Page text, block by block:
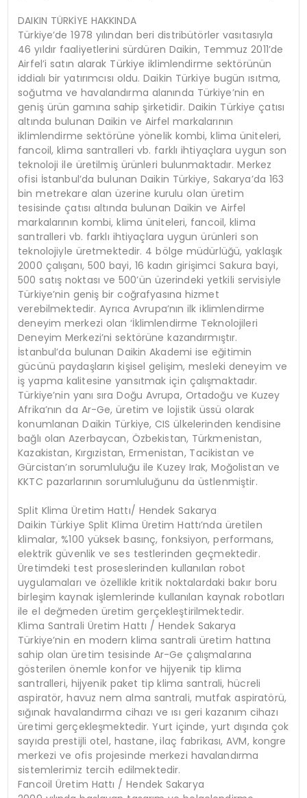
DAIKIN TÜRKİYE HAKKINDA
Türkiye’de 1978 yılından beri distribütörler vasıtasıyla
46 yıldır faaliyetlerini sürdüren Daikin, Temmuz 2011’de
Airfel’i satın alarak Türkiye iklimlendirme sektörünün
iddialı bir yatırımcısı oldu. Daikin Türkiye bugün ısıtma,
soğutma ve havalandırma alanında Türkiye’nin en
geniş ürün gamına sahip şirketidir. Daikin Türkiye çatısı
altında bulunan Daikin ve Airfel markalarının
iklimlendirme sektörüne yönelik kombi, klima üniteleri,
fancoil, klima santralleri vb. farklı ihtiyaçlara uygun son
teknoloji ile üretilmiş ürünleri bulunmaktadır. Merkez
ofisi İstanbul’da bulunan Daikin Türkiye, Sakarya’da 163
bin metrekare alan üzerine kurulu olan üretim
tesisinde çatısı altında bulunan Daikin ve Airfel
markalarının kombi, klima üniteleri, fancoil, klima
santralleri vb. farklı ihtiyaçlara uygun ürünleri son
teknolojiyle üretmektedir. 4 bölge müdürlüğü, yaklaşık
2000 çalışanı, 500 bayi, 16 kadın girişimci Sakura bayi,
500 satış noktası ve 500’ün üzerindeki yetkili servisiyle
Türkiye’nin geniş bir coğrafyasına hizmet
verebilmektedir. Ayrıca Avrupa’nın ilk iklimlendirme
deneyim merkezi olan ‘İklimlendirme Teknolojileri
Deneyim Merkezi’ni sektörüne kazandırmıştır.
İstanbul’da bulunan Daikin Akademi ise eğitimin
gücünü paydaşların kişisel gelişim, mesleki deneyim ve
iş yapma kalitesine yansıtmak için çalışmaktadır.
Türkiye’nin yanı sıra Doğu Avrupa, Ortadoğu ve Kuzey
Afrika’nın da Ar-Ge, üretim ve lojistik üssü olarak
konumlanan Daikin Türkiye, CIS ülkelerinden kendisine
bağlı olan Azerbaycan, Özbekistan, Türkmenistan,
Kazakistan, Kırgızistan, Ermenistan, Tacikistan ve
Gürcistan’ın sorumluluğu ile Kuzey Irak, Moğolistan ve
KKTC pazarlarının sorumluluğunu da üstlenmiştir.
Split Klima Üretim Hattı/ Hendek Sakarya
Daikin Türkiye Split Klima Üretim Hattı’nda üretilen
klimalar, %100 yüksek basınç, fonksiyon, performans,
elektrik güvenlik ve ses testlerinden geçmektedir.
Üretimdeki test proseslerinden kullanılan robot
uygulamaları ve özellikle kritik noktalardaki bakır boru
birleşim kaynak işlemlerinde kullanılan kaynak robotları
ile el değmeden üretim gerçekleştirilmektedir.
Klima Santrali Üretim Hattı / Hendek Sakarya
Türkiye’nin en modern klima santrali üretim hattına
sahip olan üretim tesisinde Ar-Ge çalışmalarına
gösterilen önemle konfor ve hijyenik tip klima
santralleri, hijyenik paket tip klima santrali, hücreli
aspiratör, havuz nem alma santrali, mutfak aspiratörü,
sığınak havalandırma cihazı ve ısı geri kazanım cihazı
üretimi gerçekleşmektedir. Yurt içinde, yurt dışında çok
sayıda prestijli otel, hastane, ilaç fabrikası, AVM, kongre
merkezi ve ofis projesinde merkezi havalandırma
sistemlerimiz tercih edilmektedir.
Fancoil Üretim Hattı / Hendek Sakarya